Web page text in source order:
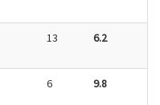
13 6.2
6 9.8